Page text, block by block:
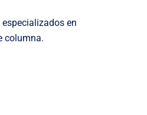
en
columna.